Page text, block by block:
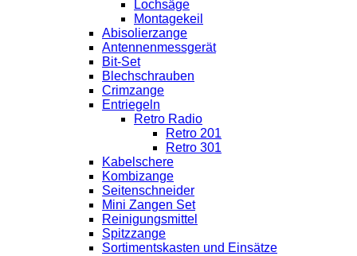
Lochsäge
Montagekeil
Abisolierzange
Antennenmessgerät
Bit-Set
Blechschrauben
Crimzange
Entriegeln
Retro Radio
Retro 201
Retro 301
Kabelschere
Kombizange
Seitenschneider
Mini Zangen Set
Reinigungsmittel
Spitzzange
Sortimentskasten und Einsätze